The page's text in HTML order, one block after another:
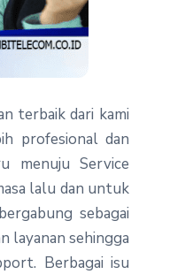
terbaik dari kami
profesional dan
menuju Service
lalu dan untuk
sebagai
layanan sehingga
Berbagai isu